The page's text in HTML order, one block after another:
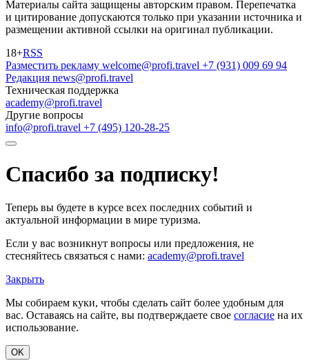
Материалы сайта защищены авторским правом. Перепечатка
и цитирование допускаются только при указании источника и
размещении активной ссылки на оригинал публикации.
18+RSS
Разместить рекламу welcome@profi.travel +7 (931) 009 69 94
Редакция news@profi.travel
Техническая поддержка
academy@profi.travel
Другие вопросы
info@profi.travel +7 (495) 120-28-25
Спасибо за подписку!
Теперь вы будете в курсе всех последних событий и
актуальной информации в мире туризма.
Если у вас возникнут вопросы или предложения, не
стесняйтесь связаться с нами: academy@profi.travel
Закрыть
Мы собираем куки, чтобы сделать сайт более удобным для
вас. Оставаясь на сайте, вы подтверждаете свое согласие на их
использование.
OK